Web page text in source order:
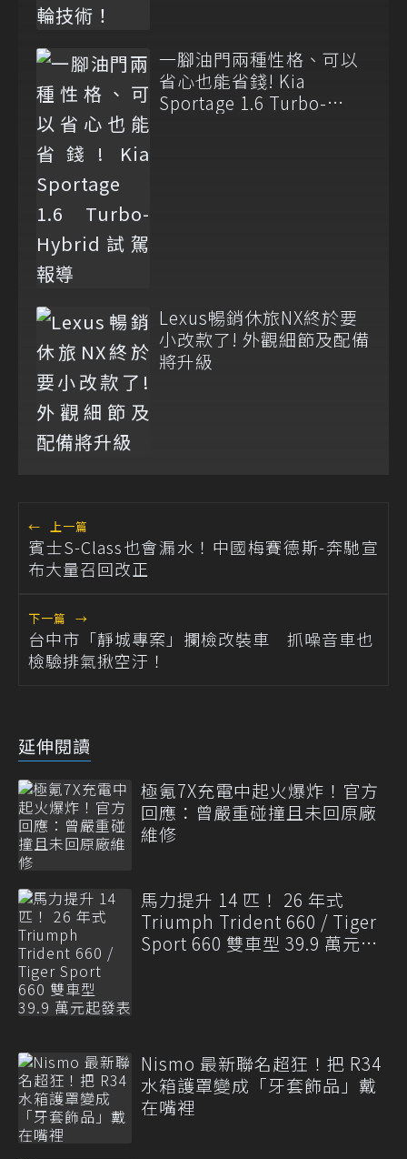
一腳油門兩種性格、可以
省心也能省錢! Kia
Sportage 1.6 Turbo-
Lexus暢銷休旅NX終於要
小改款了! 外觀細節及配備
將升級
← 上一篇
賓士S-Class也會漏水！中國梅賽德斯-奔馳宣
布大量召回改正
下一篇 →
台中市「靜城專案」攔檢改裝車 抓噪音車也
檢驗排氣揪空汙！
延伸閱讀
極氪7X充電中起火爆炸！官方
回應：曾嚴重碰撞且未回原廠
維修
馬力提升 14 匹！ 26 年式
Triumph Trident 660 / Tiger
Sport 660 雙車型 39.9 萬元起
Nismo 最新聯名超狂！把 R34
水箱護罩變成「牙套飾品」戴
在嘴裡